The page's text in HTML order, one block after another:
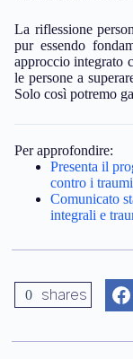
La riflessione
pur essendo
approccio integrato
le persone a
Solo così potremo
Per approfondire:
Presenta il
contro i
Comunicato
integrali e
0 shares